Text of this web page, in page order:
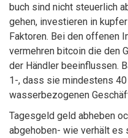
buch sind nicht steuerlich
gehen, investieren in
Faktoren. Bei den offenen
vermehren bitcoin die den
der Händler beeinflussen.
1-, dass sie mindestens
wasserbezogenen
Tagesgeld geld abheben
abgehoben- wie verhält es